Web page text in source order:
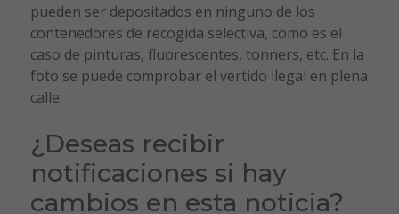
pueden ser depositados en ninguno de los
contenedores de recogida selectiva, como es el
caso de pinturas, fluorescentes, tonners, etc. En la
foto se puede comprobar el vertido ilegal en plena
calle.
¿Deseas recibir
notificaciones si hay
cambios en esta noticia?